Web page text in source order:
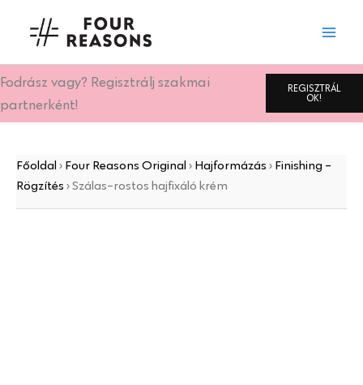
Fodrász vagy? Regisztrálj szakmai
partnerként!
REGISZTRÁL
OK!
Főoldal › Four Reasons Original › Hajformázás › Finishing -
Rögzítés ›Szálas-rostos hajfixáló krém
mennyiség